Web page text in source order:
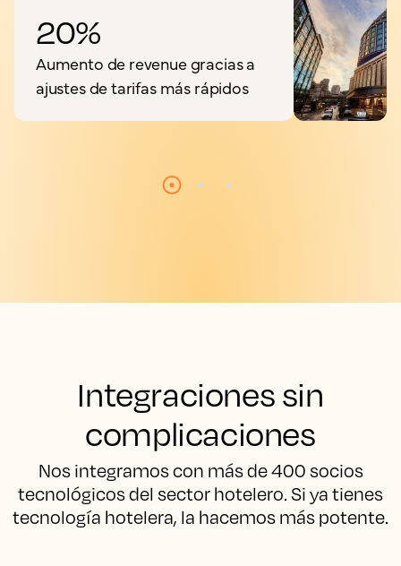
20%
Aumento de revenue gracias a
ajustes de tarifas más rápidos
Integraciones sin
complicaciones
Nos integramos con más de 400 socios
tecnológicos del sector hotelero. Si ya tienes
tecnología hotelera, la hacemos más potente.